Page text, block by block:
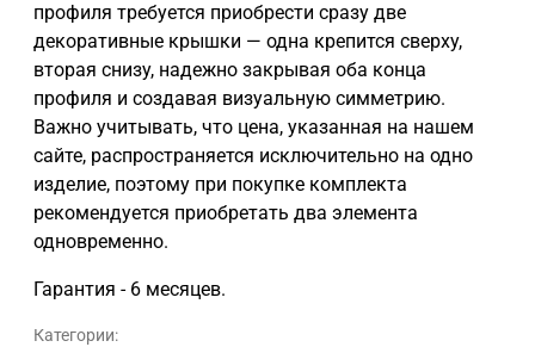
профиля требуется приобрести сразу две
декоративные крышки — одна крепится сверху,
вторая снизу, надежно закрывая оба конца
профиля и создавая визуальную симметрию.
Важно учитывать, что цена, указанная на нашем
сайте, распространяется исключительно на одно
изделие, поэтому при покупке комплекта
рекомендуется приобретать два элемента
одновременно.
Гарантия - 6 месяцев.
Категории: